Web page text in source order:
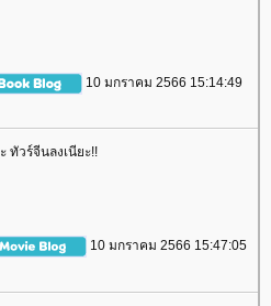
10 มกราคม 2566 15:14:49
ทัวร์จีนลงเนียะ!!
10 มกราคม 2566 15:47:05